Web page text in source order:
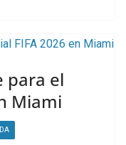
para el
Miami